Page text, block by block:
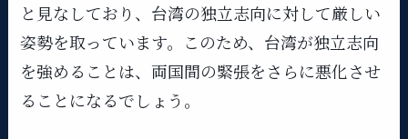
と見なしており、台湾の独立志向に対して厳しい
姿勢を取っています。このため、台湾が独立志向
を強めることは、両国間の緊張をさらに悪化させ
ることになるでしょう。